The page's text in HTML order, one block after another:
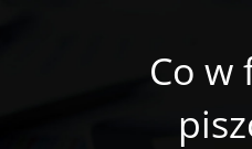
Co w